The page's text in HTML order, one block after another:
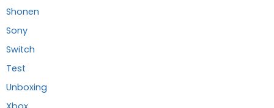
Shonen
Sony
Switch
Test
Unboxing